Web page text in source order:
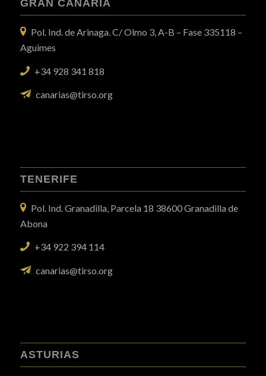
GRAN CANARIA
Pol. Ind. de Arinaga. C/ Olmo 3, A-B – Fase 335118 –
Aguimes
+34 928 341 818
canarias@tirso.org
TENERIFE
Pol. Ind. Granadilla, Parcela 18 38600 Granadilla de
Abona
+34 922 394 114
canarias@tirso.org
ASTURIAS